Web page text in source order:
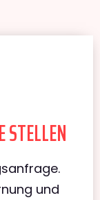
STELLEN
und